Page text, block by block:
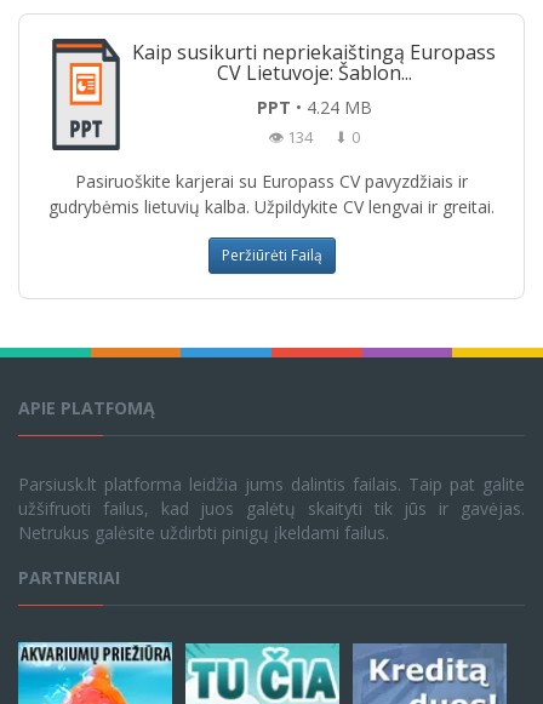
Kaip susikurti nepriekaištingą Europass
CV Lietuvoje: Šablon...
PPT • 4.24 MB
👁 134 ⬇ 0
Pasiruoškite karjerai su Europass CV pavyzdžiais ir
gudrybėmis lietuvių kalba. Užpildykite CV lengvai ir greitai.
Peržiūrėti Failą
APIE PLATFOMĄ
Parsiusk.lt platforma leidžia jums dalintis failais. Taip pat galite
užšifruoti failus, kad juos galėtų skaityti tik jūs ir gavėjas.
Netrukus galėsite uždirbti pinigų įkeldami failus.
PARTNERIAI